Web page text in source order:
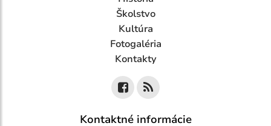
Školstvo
Kultúra
Fotogaléria
Kontakty
Kontaktné informácie